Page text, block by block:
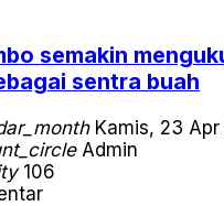
semakin
sentra buah
Kamis, 23 Apr
Admin
106